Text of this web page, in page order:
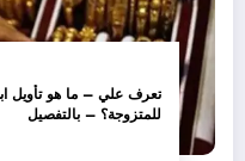
تعرف علي – ما هو تأويل
للمتزوجة؟ – بالتفصيل